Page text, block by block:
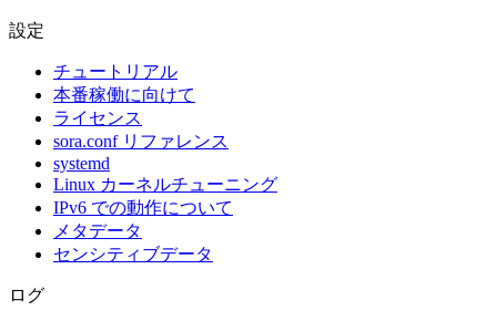
設定
チュートリアル
本番稼働に向けて
ライセンス
sora.conf リファレンス
systemd
Linux カーネルチューニング
IPv6 での動作について
メタデータ
センシティブデータ
ログ